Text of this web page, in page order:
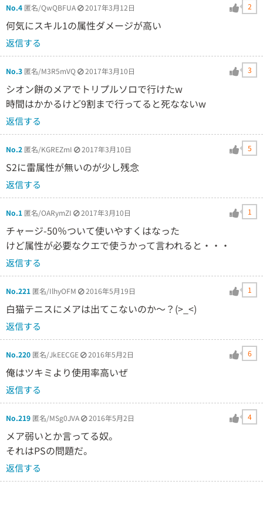
No.4 匿名/QwQBFUA 2017年3月12日 2
何気にスキル1の属性ダメージが高い
返信する
No.3 匿名/M3R5mVQ 2017年3月10日 3
シオン餅のメアでトリプルソロで行けたw
時間はかかるけど9割まで行ってると死なないw
返信する
No.2 匿名/KGREZmI 2017年3月10日 5
S2に雷属性が無いのが少し残念
返信する
No.1 匿名/OARymZI 2017年3月10日 1
チャージ-50％ついて使いやすくはなった
けど属性が必要なクエで使うかって言われると・・・
返信する
No.221 匿名/IlhyOFM 2016年5月19日 1
白猫テニスにメアは出てこないのか〜？(>_<)
返信する
No.220 匿名/JkEECGE 2016年5月2日 6
俺はツキミより使用率高いぜ
返信する
No.219 匿名/MSg0JVA 2016年5月2日 4
メア弱いとか言ってる奴。
それはPSの問題だ。
返信する